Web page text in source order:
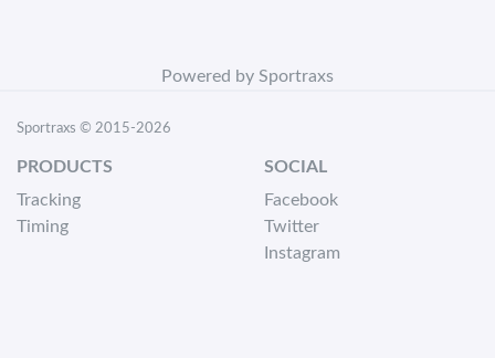
Powered by Sportraxs
Sportraxs © 2015-2026
PRODUCTS
Tracking
Timing
SOCIAL
Facebook
Twitter
Instagram